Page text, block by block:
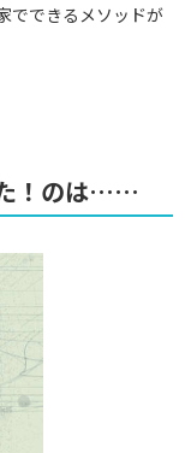
でできるメソッドが
た！のは……